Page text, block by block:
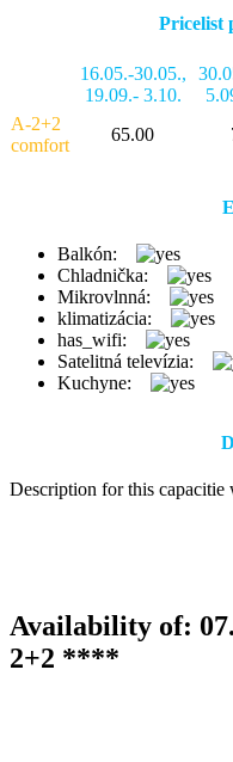
Pricelist
16.05.-30.05.,
19.09.- 3.10.
A-2+2
comfort
65.00
Balkón:
Chladnička:
Mikrovlnná:
klimatizácia:
has_wifi:
Satelitná televízia:
Kuchyne:
Description for this capacitie
Availability of:
2+2 ****